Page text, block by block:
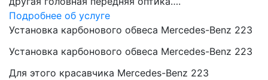
Подробнее об услуге
Установка карбонового обвеса Mercedes-Benz 223
Установка карбонового обвеса Mercedes-Benz 223
Для этого красавчика Mercedes-Benz 223